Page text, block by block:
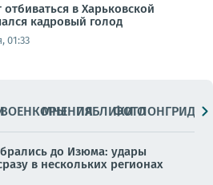
отбиваться в Харьковской
кадровый голод
01:33
ВОЕНКОРЫМНЕНИЯПАБЛИКИ
ФОТОЛОНГРИДЫ
до Изюма: удары
в нескольких регионах